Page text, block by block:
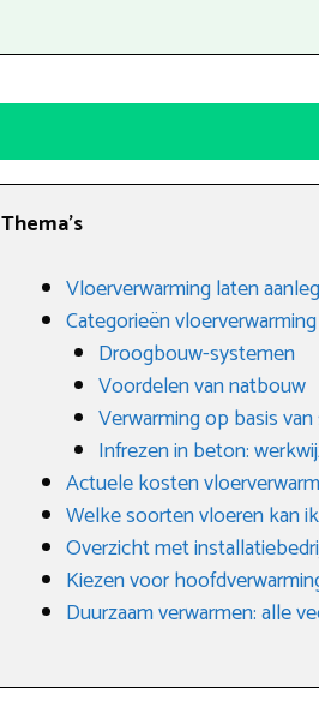
Thema’s
Vloerverwarming laten
Categorieën vloerverwarming
Droogbouw-systemen
Voordelen van natbouw
Verwarming op basis
Infrezen in beton:
Actuele kosten
Welke soorten vloeren kan
Overzicht met
Kiezen voor
Duurzaam verwarmen: alle